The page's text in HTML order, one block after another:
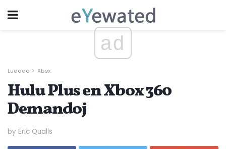
ad
Ludado Xbox
Hulu Plus en Xbox 360
Demandoj
by Eric Qualls